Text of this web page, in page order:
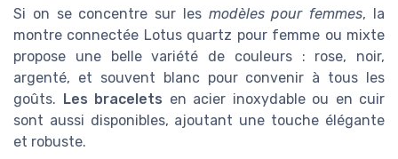
Si on se concentre sur les modèles pour femmes, la
montre connectée Lotus quartz pour femme ou mixte
propose une belle variété de couleurs : rose, noir,
argenté, et souvent blanc pour convenir à tous les
goûts. Les bracelets en acier inoxydable ou en cuir
sont aussi disponibles, ajoutant une touche élégante
et robuste.